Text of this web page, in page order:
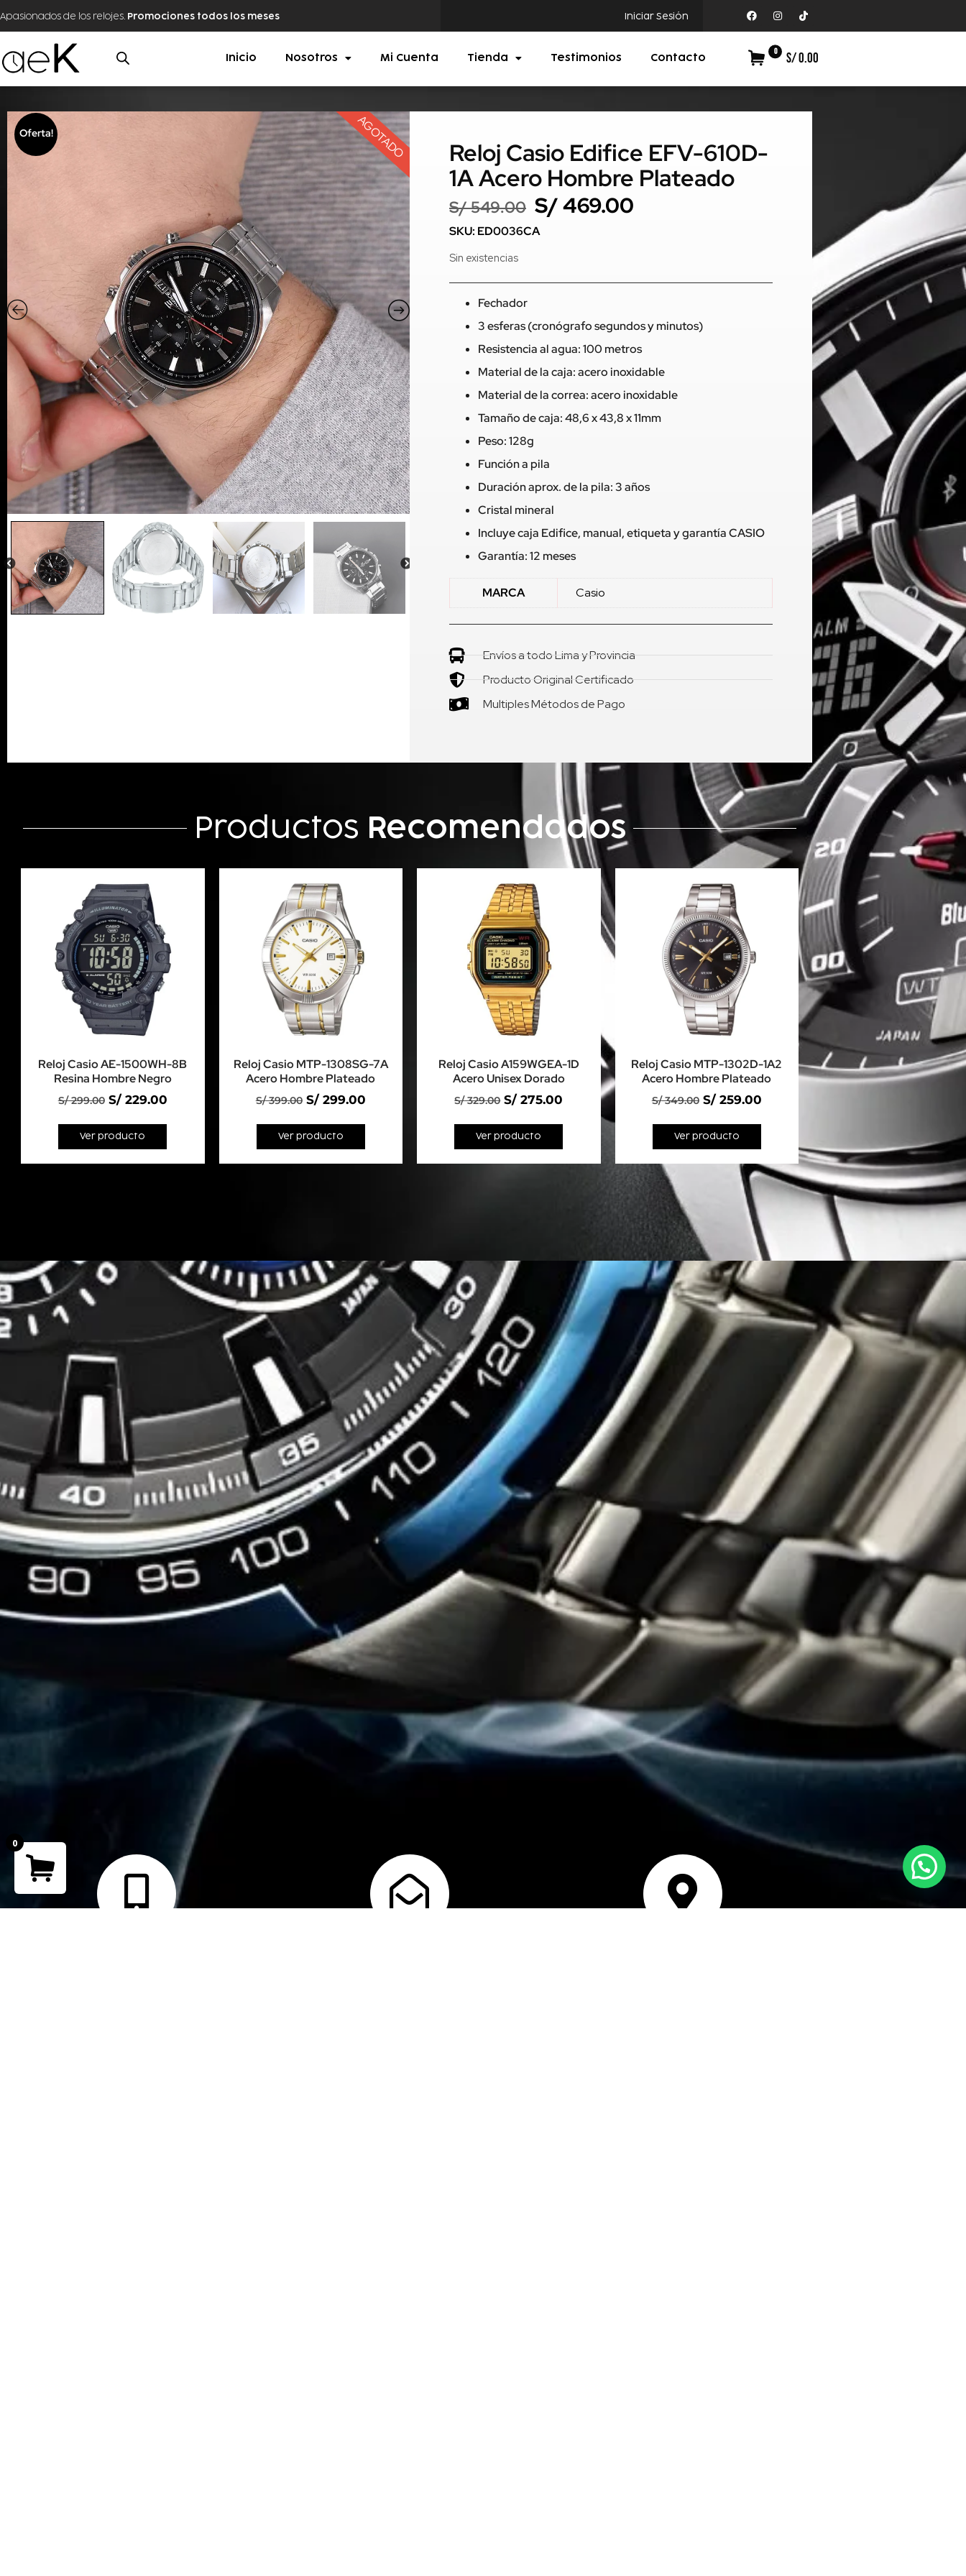
Apasionados de los relojes. Promociones todos los meses Iniciar Sesión
Inicio Nosotros Mi Cuenta Tienda Testimonios Contacto
0 S/ 0.00
Oferta! AGOTADO
Reloj Casio Edifice EFV-610D-
1A Acero Hombre Plateado
S/549.00 S/469.00
SKU: ED0036CA
Sin existencias
Fechador
3 esferas (cronógrafo segundos y minutos)
Resistencia al agua: 100 metros
Material de la caja: acero inoxidable
Material de la correa: acero inoxidable
Tamaño de caja: 48,6 x 43,8 x 11mm
Peso: 128g
Función a pila
Duración aprox. de la pila: 3 años
Cristal mineral
Incluye caja Edifice, manual, etiqueta y garantía CASIO
Garantía: 12 meses
MARCA Casio
Envíos a todo Lima y Provincia
Producto Original Certificado
Multiples Métodos de Pago
Productos Recomendados
Reloj Casio AE-1500WH-8B
Resina Hombre Negro
S/299.00 S/229.00
Ver producto
Reloj Casio MTP-1308SG-7A
Acero Hombre Plateado
S/399.00 S/299.00
Ver producto
Reloj Casio A159WGEA-1D
Acero Unisex Dorado
S/329.00 S/ 275.00
Ver producto
Reloj Casio MTP-1302D-1A2
Acero Hombre Plateado
S/349.00 S/259.00
Ver producto
Your cart is empty!
Return to shop
0
Estamos en línea para ayudarte